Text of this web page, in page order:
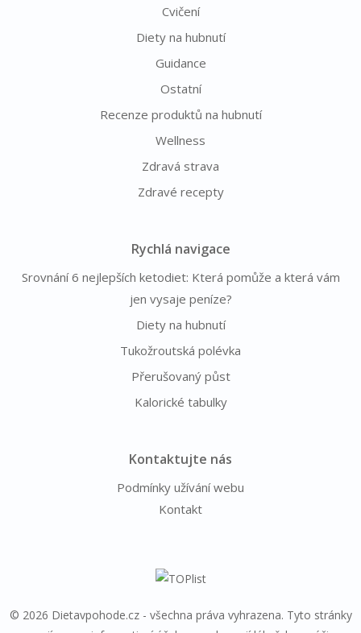
Cvičení
Diety na hubnutí
Guidance
Ostatní
Recenze produktů na hubnutí
Wellness
Zdravá strava
Zdravé recepty
Rychlá navigace
Srovnání 6 nejlepších ketodiet: Která pomůže a která vám
jen vysaje peníze?
Diety na hubnutí
Tukožroutská polévka
Přerušovaný půst
Kalorické tabulky
Kontaktujte nás
Podmínky užívání webu
Kontakt
© 2026 Dietavpohode.cz - všechna práva vyhrazena. Tyto stránky